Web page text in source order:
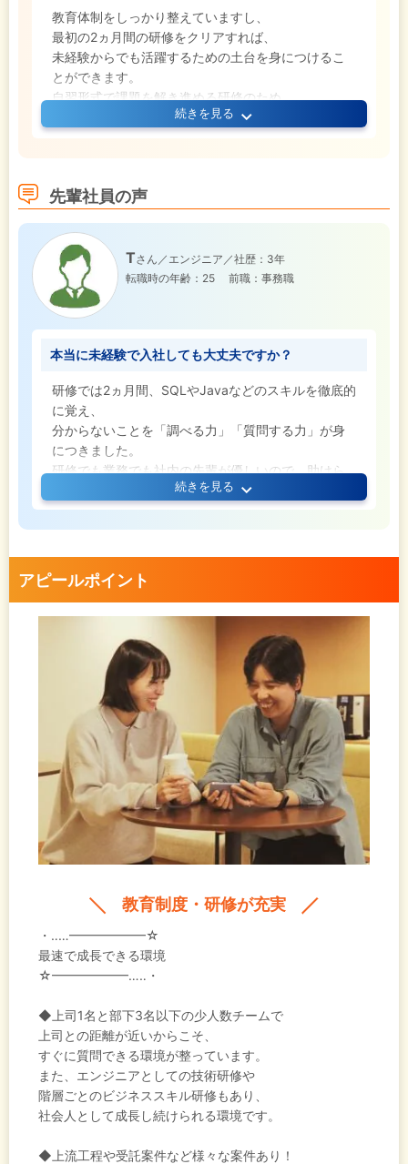
教育体制をしっかり整えていますし、
最初の2ヵ月間の研修をクリアすれば、
未経験からでも活躍するための土台を身につけるこ
とができます。
自習形式で課題を解き進める研修のため、
自主性が問われますが、放置することは一切なく
続きを見る
先輩社員の声
Tさん／エンジニア／社歴：3年
転職時の年齢：25
前職：事務職
本当に未経験で入社しても大丈夫ですか？
研修では2ヵ月間、SQLやJavaなどのスキルを徹底的
に覚え、
分からないことを「調べる力」「質問する力」が身
につきました。
研修でも業務でも社内の先輩が優しいので、助けら
最初は「相手の時間を取って質問する」ことをハー
ドルに感じましたが、
何でも聞ける雰囲気です。
難しいと感じてしまうことは多々あると思います
「難しいからこそ、先の力になる」と全社員が考
え、同じ思いでやっている会社です。
ぜひ、気負わず一緒に働きましょう！
続きを見る
アピールポイント
教育制度・研修が充実
・‥…━━━━━━☆
最速で成長できる環境
☆━━━━━━…‥・
◆上司1名と部下3名以下の少人数チームで
上司との距離が近いからこそ、
すぐに質問できる環境が整っています。
また、エンジニアとしての技術研修や
階層ごとのビジネススキル研修もあり、
社会人として成長し続けられる環境です。
◆上流工程や受託案件など様々な案件あり！